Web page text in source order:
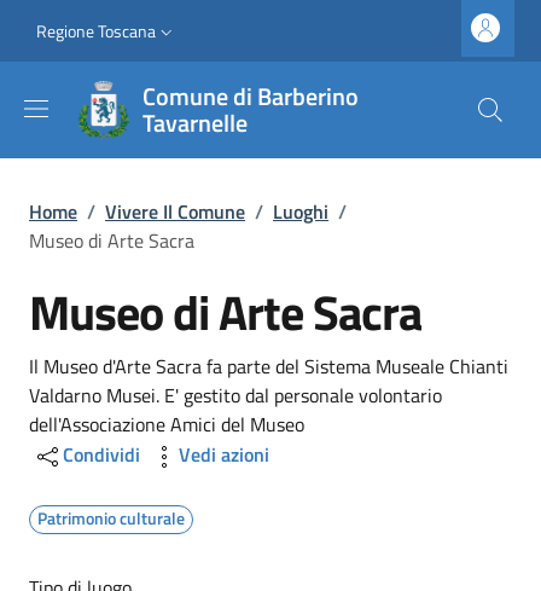
Slim top
Regione Toscana
Comune di Barberino
Tavarnelle
Briciole di pane
Home / Vivere Il Comune / Luoghi /
Museo di Arte Sacra
Museo di Arte Sacra
Dettagli
Il Museo d'Arte Sacra fa parte del Sistema Museale Chianti
Valdarno Musei. E' gestito dal personale volontario
dell'Associazione Amici del Museo
Condividi
Vedi azioni
Patrimonio culturale